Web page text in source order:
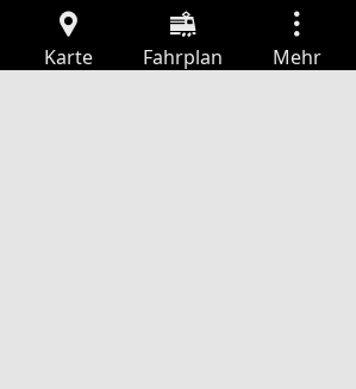
Karte Fahrplan Mehr